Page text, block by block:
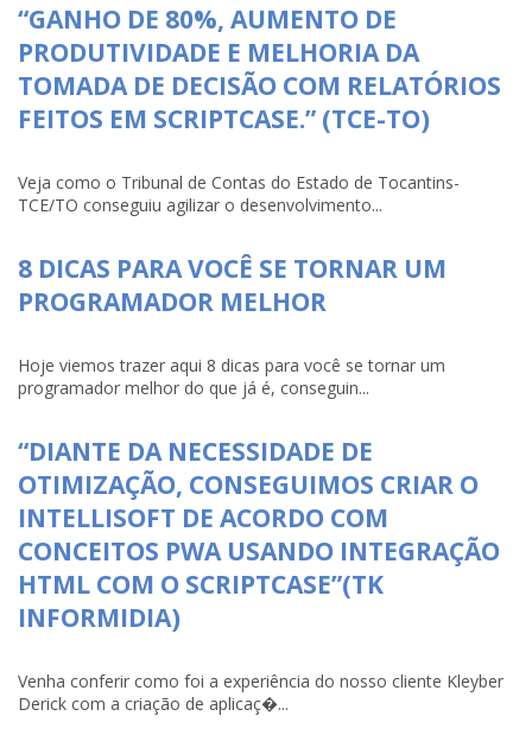
“GANHO DE 80%, AUMENTO DE
PRODUTIVIDADE E MELHORIA DA
TOMADA DE DECISÃO COM RELATÓRIOS
FEITOS EM SCRIPTCASE.” (TCE-TO)
Veja como o Tribunal de Contas do Estado de Tocantins-
TCE/TO conseguiu agilizar o desenvolvimento...
8 DICAS PARA VOCÊ SE TORNAR UM
PROGRAMADOR MELHOR
Hoje viemos trazer aqui 8 dicas para você se tornar um
programador melhor do que já é, conseguin...
“DIANTE DA NECESSIDADE DE
OTIMIZAÇÃO, CONSEGUIMOS CRIAR O
INTELLISOFT DE ACORDO COM
CONCEITOS PWA USANDO INTEGRAÇÃO
HTML COM O SCRIPTCASE”(TK
INFORMIDIA)
Venha conferir como foi a experiência do nosso cliente Kleyber
Derick com a criação de aplicaç�...